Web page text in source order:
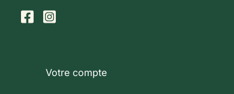
Votre compte